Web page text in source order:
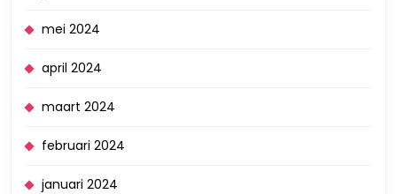
mei 2024
april 2024
maart 2024
februari 2024
januari 2024